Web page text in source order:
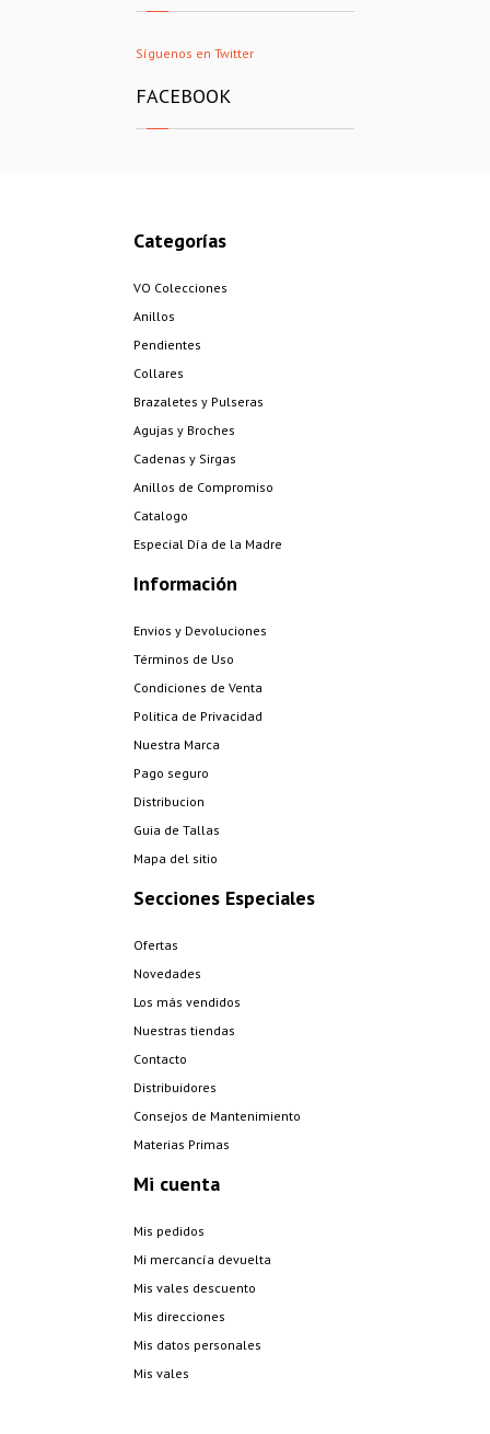
Síguenos en Twitter
FACEBOOK
Categorías
VO Colecciones
Anillos
Pendientes
Collares
Brazaletes y Pulseras
Agujas y Broches
Cadenas y Sirgas
Anillos de Compromiso
Catalogo
Especial Día de la Madre
Información
Envios y Devoluciones
Términos de Uso
Condiciones de Venta
Politica de Privacidad
Nuestra Marca
Pago seguro
Distribucion
Guia de Tallas
Mapa del sitio
Secciones Especiales
Ofertas
Novedades
Los más vendidos
Nuestras tiendas
Contacto
Distribuidores
Consejos de Mantenimiento
Materias Primas
Mi cuenta
Mis pedidos
Mi mercancía devuelta
Mis vales descuento
Mis direcciones
Mis datos personales
Mis vales